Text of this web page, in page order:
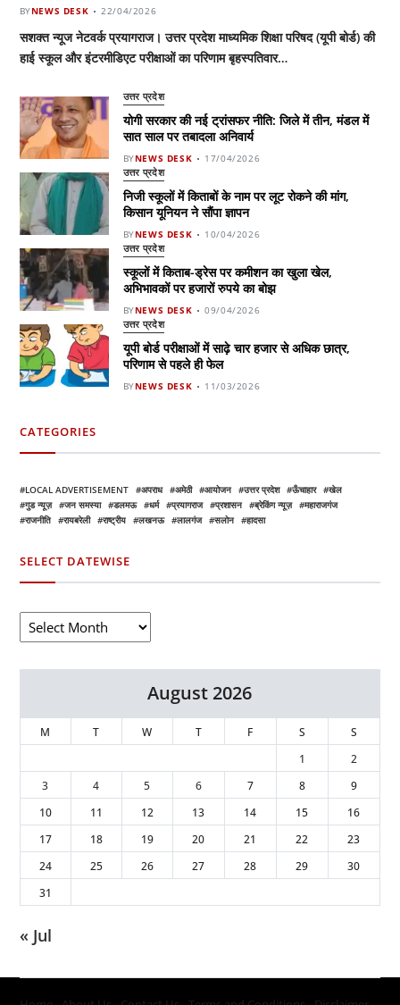
BYNEWS DESK 22/04/2026
सशक्त न्यूज नेटवर्क प्रयागराज। उत्तर प्रदेश माध्यमिक शिक्षा परिषद (यूपी बोर्ड) की
हाई स्कूल और इंटरमीडिएट परीक्षाओं का परिणाम बृहस्पतिवार…
उत्तर प्रदेश
योगी सरकार की नई ट्रांसफर नीति: जिले में तीन, मंडल में
सात साल पर तबादला अनिवार्य
BYNEWS DESK 17/04/2026
उत्तर प्रदेश
निजी स्कूलों में किताबों के नाम पर लूट रोकने की मांग,
किसान यूनियन ने सौंपा ज्ञापन
BYNEWS DESK 10/04/2026
उत्तर प्रदेश
स्कूलों में किताब-ड्रेस पर कमीशन का खुला खेल,
अभिभावकों पर हजारों रुपये का बोझ
BYNEWS DESK 09/04/2026
उत्तर प्रदेश
यूपी बोर्ड परीक्षाओं में साढ़े चार हजार से अधिक छात्र,
परिणाम से पहले ही फेल
BYNEWS DESK 11/03/2026
CATEGORIES
LOCAL ADVERTISEMENT अपराध अमेठी आयोजन उत्तर प्रदेश ऊँचाहार
खेल
गुड न्यूज़
जन समस्या डलमऊ धर्म प्रयागराज प्रशासन ब्रेकिंग न्यूज़
महाराजगंज
राजनीति
रायबरेली राष्ट्रीय लखनऊ लालगंज सलोन हादसा
SELECT DATEWISE
August 2026
M T W T F S
S
1
2
3
4 5 6 7 8
9
10
11 12 13 14 15
16
17
18 19 20 21 22
23
24
25 26 27 28 29
30
31
« Jul